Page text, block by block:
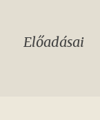
Előadásai